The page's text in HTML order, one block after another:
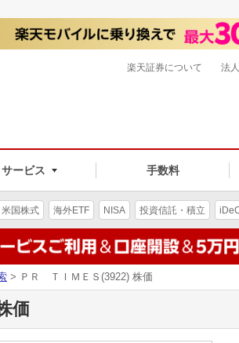
サービス 手数料
楽天証券について 法
米国株式 海外ETF NISA 投資信託・積立
> ＰＲ ＴＩＭＥＳ(3922) 株価
価